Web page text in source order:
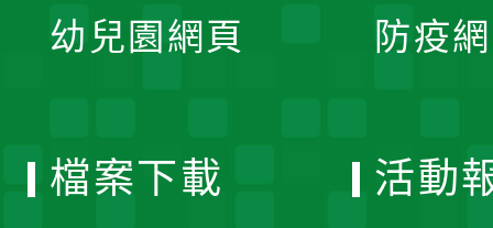
幼兒園網頁 防疫
檔案下載 活動